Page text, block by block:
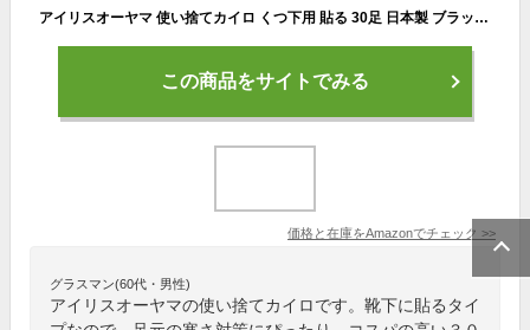
アイリスオーヤマ 使い捨てカイロ くつ下用 貼る 30足 日本製 ブラック ぽかぽか家族
この商品をサイトでみる
価格と在庫をAmazonでチェック >>
グラスマン(60代・男性)
アイリスオーヤマの使い捨てカイロです。靴下に貼るタイ